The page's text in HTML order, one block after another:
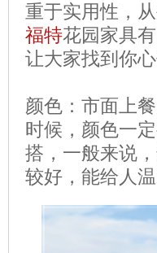
重于实用性，
福特花园家具
让大家找到你心
颜色：市面上
时候，颜色一
搭，一般来说
较好，能给人温